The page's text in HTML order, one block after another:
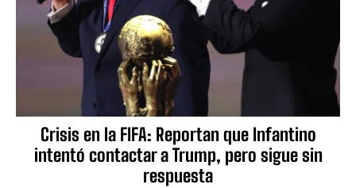
Crisis en la FIFA: Reportan que Infantino
intentó contactar a Trump, pero sigue sin
respuesta